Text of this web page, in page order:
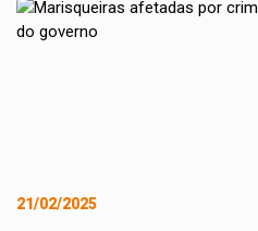
21/02/2025